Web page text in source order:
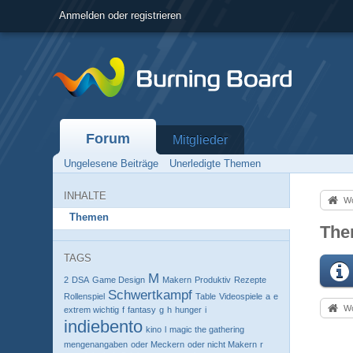
Anmelden oder registrieren
Forum Mitglieder
Ungelesene Beiträge Unerledigte Themen
INHALTE
Themen
TAGS
2 DSA Game Design M Makern Produktiv Rezepte
Rollenspiel Schwertkampf Table Videospiele a e
extrem wichtig f fantasy g h hunger i
indiebento kino l magic the gathering
mengenangaben oder Meckern oder nicht Makern r